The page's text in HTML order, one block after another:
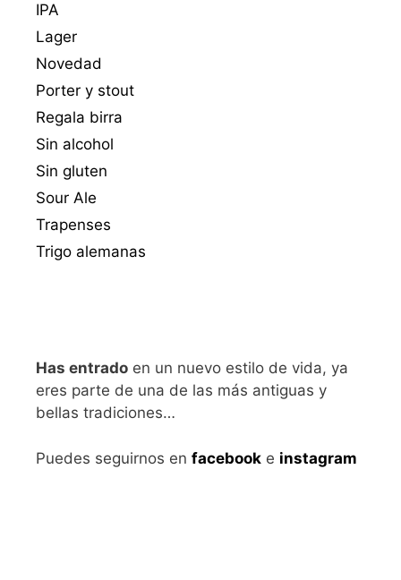
IPA
Lager
Novedad
Porter y stout
Regala birra
Sin alcohol
Sin gluten
Sour Ale
Trapenses
Trigo alemanas
Has entrado en un nuevo estilo de vida, ya
eres parte de una de las más antiguas y
bellas tradiciones…
Puedes seguirnos en facebook e instagram